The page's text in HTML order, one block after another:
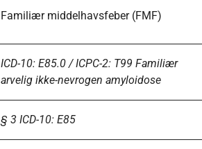
Familiær middelhavsfeber (FMF)
ICD-10: E85.0 / ICPC-2: T99 Familiær
arvelig ikke-nevrogen amyloidose
§ 3 ICD-10: E85